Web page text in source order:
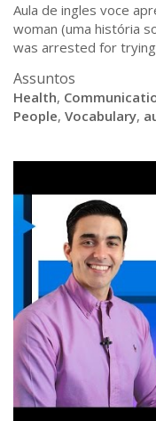
Aula de ingles voce
woman (uma história
was arrested for trying
Assuntos
Health,
People, Vocabulary,